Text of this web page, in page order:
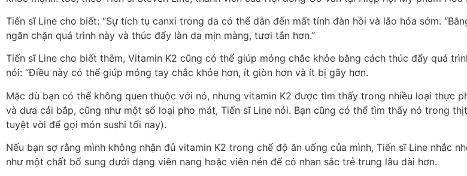
Tiến sĩ Line cho biết: “Sự tích tụ canxi trong da có thể dẫn đến mất tính đàn hồi và lão hóa sớm.
ngăn chặn quá trình này và thúc đẩy làn da mịn màng, tươi tắn hơn.”
Tiến sĩ Line cho biết thêm, Vitamin K2 cũng có thể giúp móng chắc khỏe bằng cách thúc đẩy quá
nói: “Điều này có thể giúp móng tay chắc khỏe hơn, ít giòn hơn và ít bị gãy hơn.
Mặc dù bạn có thể không quen thuộc với nó, nhưng vitamin K2 được tìm thấy trong nhiều loại thực
và dưa cải bắp, cũng như một số loại pho mát, Tiến sĩ Line nói. Bạn cũng có thể tìm thấy nó trong
tuyệt vời để gọi món sushi tối nay).
Nếu bạn sợ rằng mình không nhận đủ vitamin K2 trong chế độ ăn uống của mình, Tiến sĩ Line nhắc
như một chất bổ sung dưới dạng viên nang hoặc viên nén để có nhan sắc trẻ trung lâu dài hơn.